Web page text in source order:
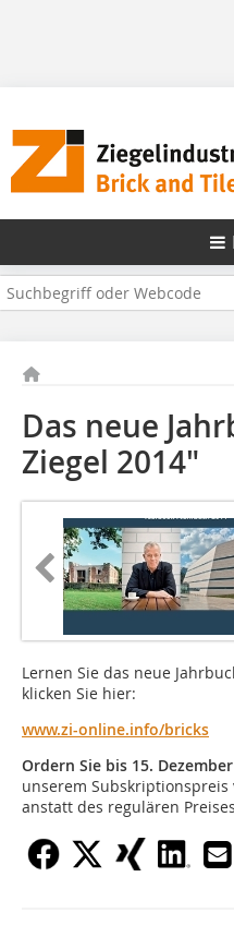
Das neue
Ziegel 2014"
Lernen Sie das neue
klicken Sie hier:
www.zi-online.info/bricks
Ordern Sie bis 15. Dezember
unserem Subskriptionspreis
anstatt des regulären